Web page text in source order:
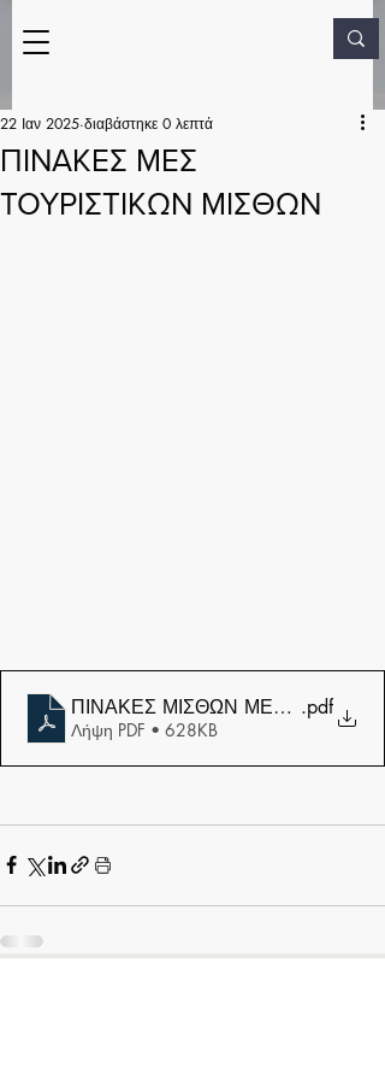
ΠΙΝΑΚΕΣ ΜΕΣ
ΤΟΥΡΙΣΤΙΚΩΝ ΜΙΣΘΩΝ
22 Ιαν 2025 διαβάστηκε 0 λεπτά
ΠΙΝΑΚΕΣ ΜΙΣΘΩΝ ΜΕΣ (1).pdf
Λήψη PDF • 628KB